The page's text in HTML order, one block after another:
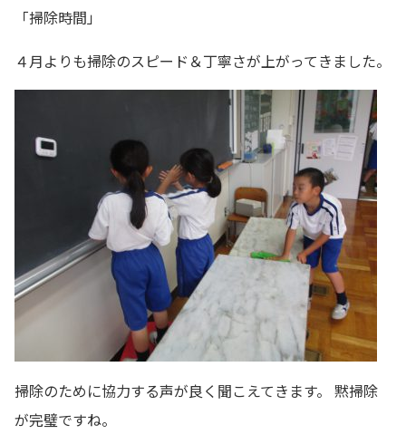
「掃除時間」
４月よりも掃除のスピード＆丁寧さが上がってきました。
掃除のために協力する声が良く聞こえてきます。 黙掃除
が完璧ですね。